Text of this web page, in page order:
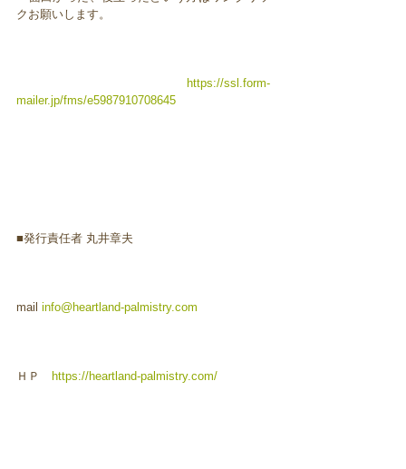
クお願いします。
https://ssl.form-
mailer.jp/fms/e5987910708645
■発行責任者 丸井章夫
mailinfo@heartland-palmistry.com
ＨＰhttps://heartland-palmistry.com/